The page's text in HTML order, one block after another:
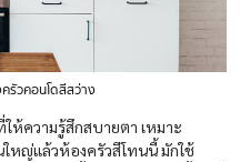
รัวคอนโดสีสว่าง
ห้ความรู้สึกสบายตา เหมาะ
หญ่แล้วห้องครัวสีโทนนี้ มักใช้